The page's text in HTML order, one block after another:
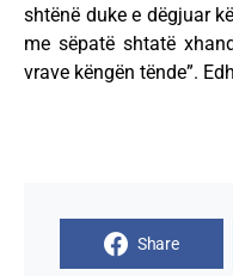
shtënë duke e dëgjuar
me sëpatë shtatë
vrave këngën tënde”.
Share